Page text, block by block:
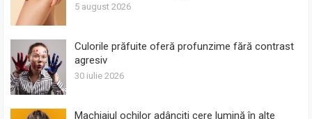
5 august 2026
Culorile prăfuite oferă profunzime fără contrast
agresiv
30 iulie 2026
Machiajul ochilor adânciți cere lumină în alte